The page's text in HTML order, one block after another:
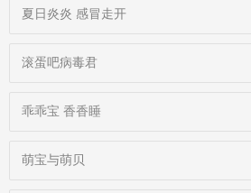
夏日炎炎 感冒走开
滚蛋吧病毒君
乖乖宝 香香睡
萌宝与萌贝